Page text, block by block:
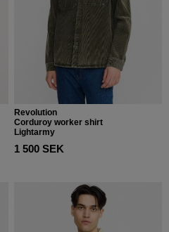
Revolution
Corduroy worker shirt
Lightarmy
1 500 SEK